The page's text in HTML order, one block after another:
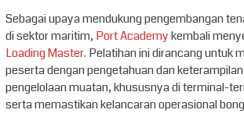
Sebagai upaya mendukung pengembangan
di sektor maritim, Port Academykembali
Loading Master. Pelatihan ini dirancang untuk
peserta dengan pengetahuan dan
pengelolaan muatan, khususnya di terminal-
serta memastikan kelancaran operasional